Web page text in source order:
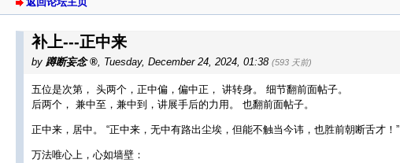
补上---正中来
by 蹲断妄念 , Tuesday, December 24, 2024, 01:38 (593 天前)
五位是次第， 头两个，正中偏，偏中正， 讲转身。 细节翻前面帖子。
后两个， 兼中至，兼中到，讲展手后的力用。 也翻前面帖子。
正中来，居中。 “正中来，无中有路出尘埃，但能不触当今讳，也胜前朝断舌才！”
万法唯心上，心如墙壁：